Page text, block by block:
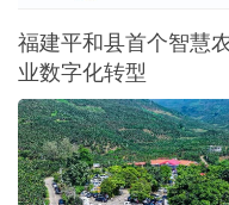
福建平和县首个智慧
业数字化转型